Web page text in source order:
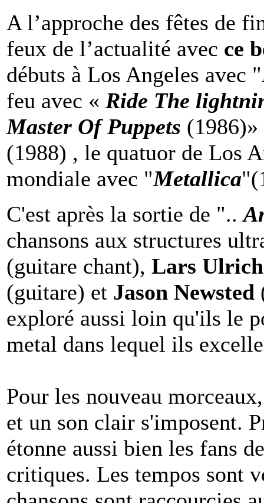
A l’approche des fêtes de
feux de l’actualité avec ce
débuts à Los Angeles avec "
feu avec « Ride The
Master Of Puppets
(1988) , le quatuor de Los
mondiale avec "Metallica
C'est après la sortie de "..
chansons aux structures
(guitare chant), Lars Ulrich
(guitare) et Jason Newsted
exploré aussi loin qu'ils le
metal dans lequel ils
Pour les nouveau
et un son clair s'imposent.
étonne aussi bien les fans
critiques. Les tempos sont